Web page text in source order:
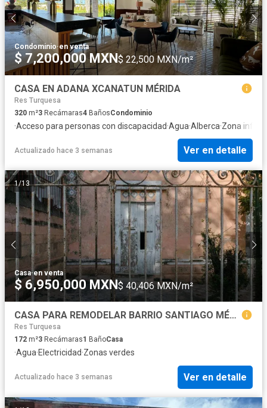
Condominio·en venta
$ 7,200,000 MXN$ 22,500 MXN/m²
CASA EN ADANA XCANATUN MÉRIDA
Res Turquesa
320 m²3 Recámaras4 BañosCondominio
·Acceso para personas con discapacidad·Agua·Alberca·Zona
Actualizado hace 3 semanas Ver en detalle
1/13
Casa·en venta
$ 6,950,000 MXN $ 40,406 MXN/m²
CASA PARA REMODELAR BARRIO SANTIAGO MÉRIDA
Res Turquesa
172 m²3 Recámaras1 BañoCasa
·Agua·Electricidad·Zonas verdes
Actualizado hace 3 semanas Ver en detalle